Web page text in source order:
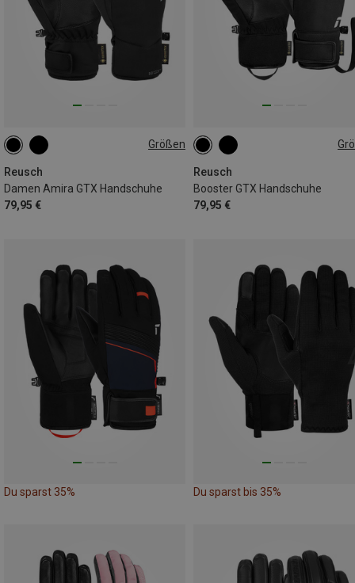
Größen
Reusch
Damen Amira GTX Handschuhe
79,95 €
6.5
Reusch
Booster GTX Handschuhe
79,95 €
7 7.5
Du sparst 35% Du sparst bis 35%